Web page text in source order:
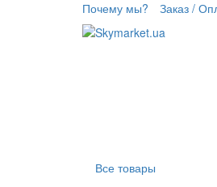
Почему мы? Заказ /
Все товары